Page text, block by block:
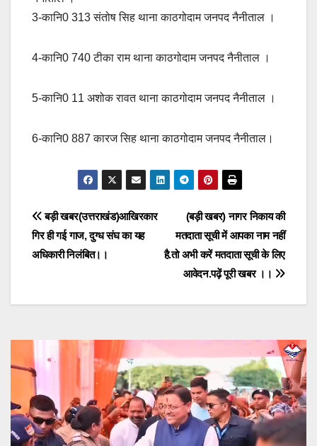
3-कानि0 313 संतोष सिह थाना काठगोदाम जनपद नैनीताल ।
4-कानि0 740 टीका राम थाना काठगोदाम जनपद नैनीताल ।
5-कानि0 11 अशोक रावत थाना काठगोदाम जनपद नैनीताल ।
6-कानि0 887 कारज सिह थाना काठगोदाम जनपद नैनीताल।
Post
navigation
(बड़ी खबर) नागर निकाय की
मतदाता सूची में आपका नाम नहीं
है.तो अभी करें मतदाता सूची के लिए
आवेदन.पढ़ें पूरी खबर ।।
बड़ी खबर(उत्तराखंड)आखिरकार
गिर ही गई गाज, दुग्ध संघ का यह
अधिकारी निलंबित।।